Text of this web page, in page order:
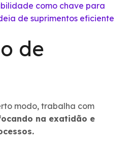
como chave para
de suprimentos eficiente
de
modo, trabalha com
na exatidão e